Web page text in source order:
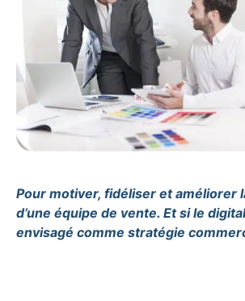
Pour motiver, fidéliser et améliorer
d’une équipe de vente. Et si le
envisagé comme stratégie